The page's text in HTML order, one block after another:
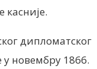
касније.
дипломатског
у новембру 1866.